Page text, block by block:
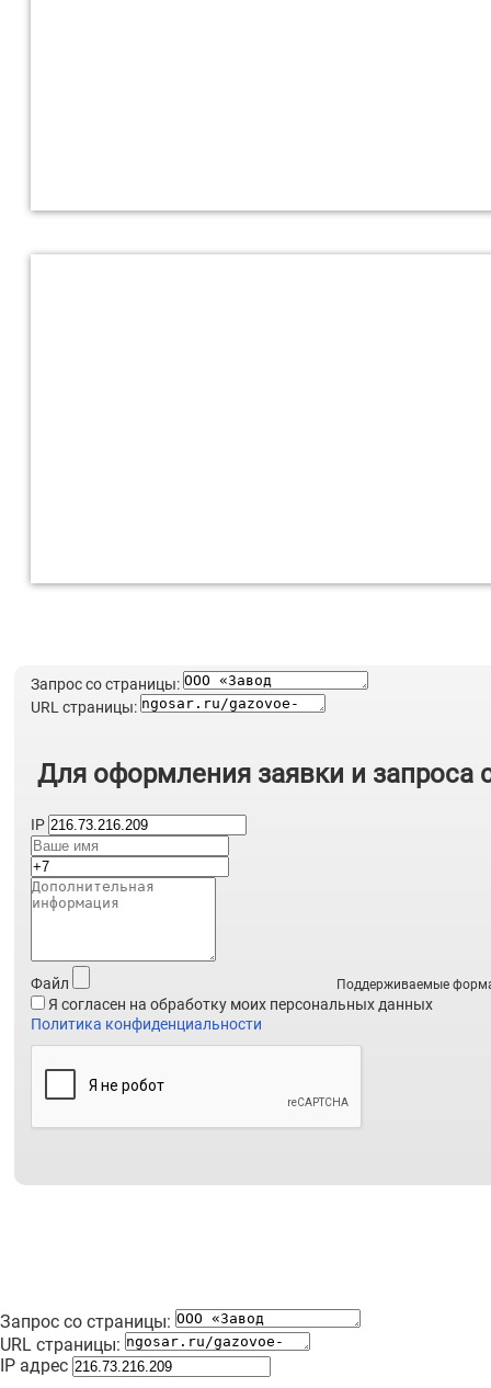
Запрос со страницы:
URL страницы:
Для оформления заявки и запроса
IP
Файл Поддерживаемые
Я согласен на обработку моих персональных данных
Политика конфиденциальности
Запрос со страницы:
URL страницы:
IP адрес